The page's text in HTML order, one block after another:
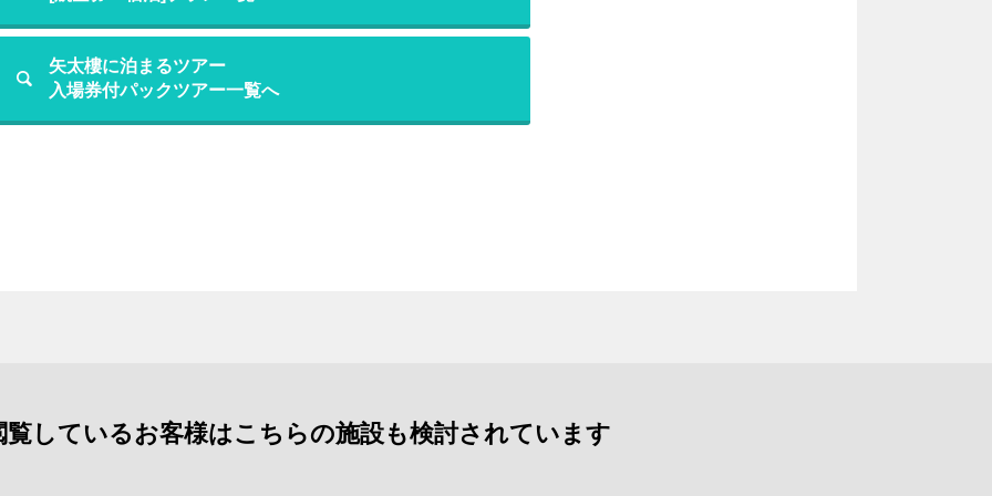
矢太樓に泊まるツアー
入場券付パックツアー一覧へ
覧しているお客様はこちらの施設も検討されています